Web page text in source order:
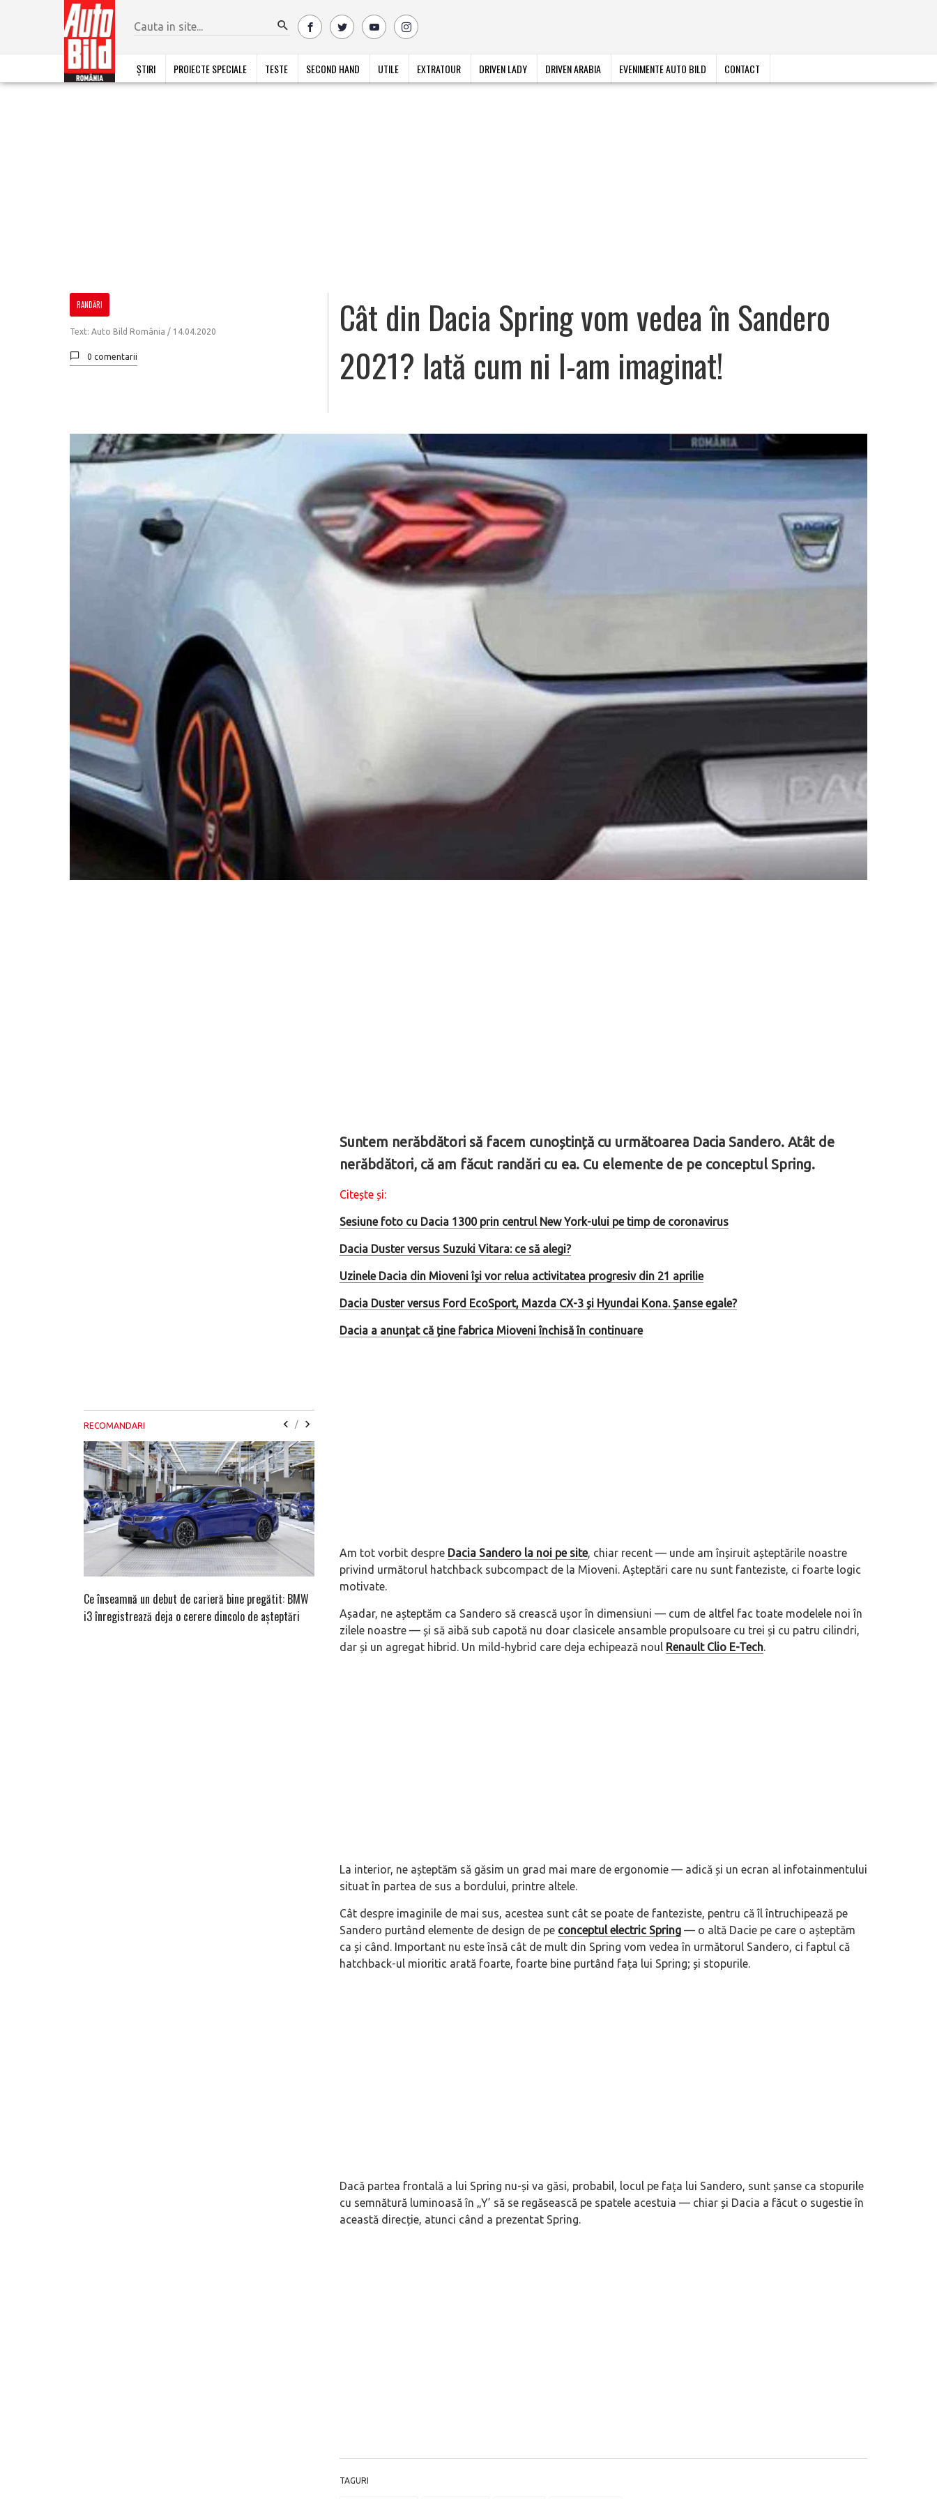
ȘTIRI PROIECTE SPECIALE TESTE SECOND HAND UTILE EXTRATOUR DRIVEN LADY DRIVEN ARABIA EVENIMENTE AUTO BILD CONTACT
RANDĂRI
Text: Auto Bild România / 14.04.2020
0 comentarii
Cât din Dacia Spring vom vedea în Sandero
2021? Iată cum ni l-am imaginat!
Suntem nerăbdători să facem cunoștință cu următoarea Dacia Sandero. Atât de
nerăbdători, că am făcut randări cu ea. Cu elemente de pe conceptul Spring.
Citește și:
Sesiune foto cu Dacia 1300 prin centrul New York-ului pe timp de coronavirus
Dacia Duster versus Suzuki Vitara: ce să alegi?
Uzinele Dacia din Mioveni îşi vor relua activitatea progresiv din 21 aprilie
Dacia Duster versus Ford EcoSport, Mazda CX-3 și Hyundai Kona. Șanse egale?
Dacia a anunțat că ține fabrica Mioveni închisă în continuare
Am tot vorbit despre Dacia Sandero la noi pe site, chiar recent — unde am înșiruit așteptările noastre
privind următorul hatchback subcompact de la Mioveni. Așteptări care nu sunt fanteziste, ci foarte logic
motivate.
Așadar, ne așteptăm ca Sandero să crească ușor în dimensiuni — cum de altfel fac toate modelele noi în
zilele noastre — și să aibă sub capotă nu doar clasicele ansamble propulsoare cu trei și cu patru cilindri,
dar și un agregat hibrid. Un mild-hybrid care deja echipează noul Renault Clio E-Tech.
La interior, ne așteptăm să găsim un grad mai mare de ergonomie — adică și un ecran al infotainmentului
situat în partea de sus a bordului, printre altele.
Cât despre imaginile de mai sus, acestea sunt cât se poate de fanteziste, pentru că îl întruchipează pe
Sandero purtând elemente de design de pe conceptul electric Spring— o altă Dacie pe care o așteptăm
ca și când. Important nu este însă cât de mult din Spring vom vedea în următorul Sandero, ci faptul că
hatchback-ul mioritic arată foarte, foarte bine purtând fața lui Spring; și stopurile.
Dacă partea frontală a lui Spring nu-și va găsi, probabil, locul pe fața lui Sandero, sunt șanse ca stopurile
cu semnătură luminoasă în „Y’ să se regăsească pe spatele acestuia — chiar și Dacia a făcut o sugestie în
această direcție, atunci când a prezentat Spring.
TAGURI
RECOMANDARI /
Ce înseamnă un debut de carieră bine pregătit: BMW
i3 înregistrează deja o cerere dincolo de așteptări
pe mâna fetelor în competiția off-road Rebelle Rally Blackbird va suna ca un apropo. Unul pertinent, de
altfel!
de noua ediție limitată Lamborghini
60° Hommage